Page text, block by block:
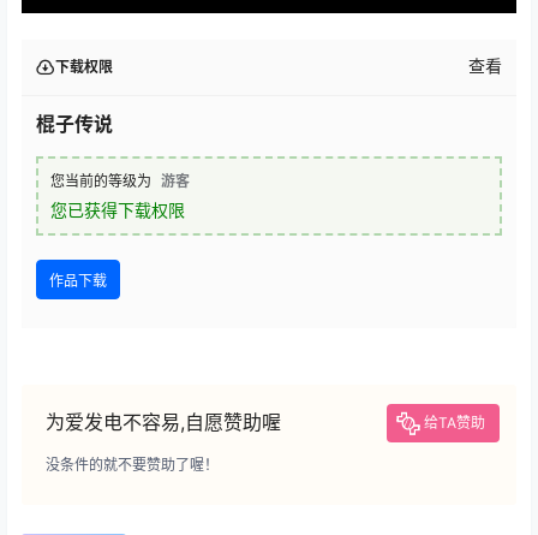
下载权限 查看
棍子传说
您当前的等级为 游客
您已获得下载权限
作品下载
为爱发电不容易,自愿赞助喔 给TA赞助
没条件的就不要赞助了喔！